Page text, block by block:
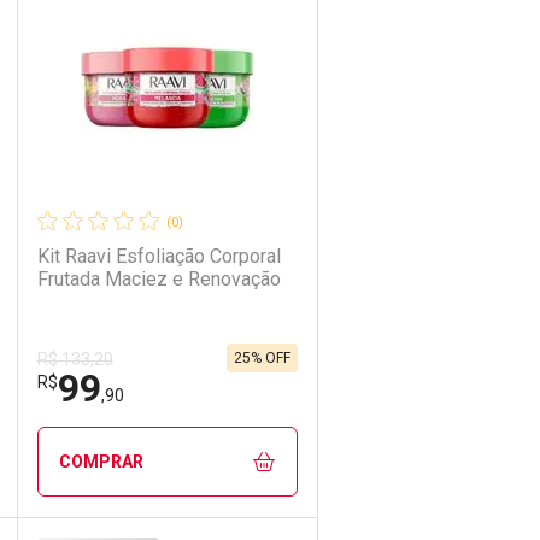
Ativar Desconto
Comprar sem Desconto
Comprar sem Desconto
(0)
Kit Raavi Esfoliação Corporal
Frutada Maciez e Renovação
R$ 133,20
R$99,90
25% OFF
COMPRAR